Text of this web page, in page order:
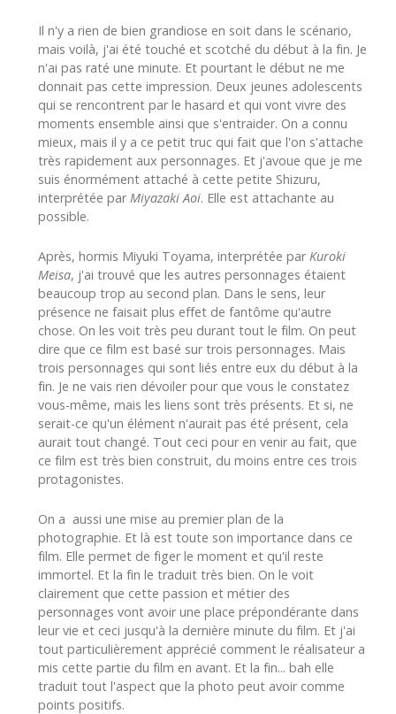
Il n'y a rien de bien grandiose en soit dans le scénario,
mais voilà, j'ai été touché et scotché du début à la fin. Je
n'ai pas raté une minute. Et pourtant le début ne me
donnait pas cette impression. Deux jeunes adolescents
qui se rencontrent par le hasard et qui vont vivre des
moments ensemble ainsi que s'entraider. On a connu
mieux, mais il y a ce petit truc qui fait que l'on s'attache
très rapidement aux personnages. Et j'avoue que je me
suis énormément attaché à cette petite Shizuru,
interprétée par Miyazaki Aoi. Elle est attachante au
possible.
Après, hormis Miyuki Toyama, interprétée par Kuroki
Meisa, j'ai trouvé que les autres personnages étaient
beaucoup trop au second plan. Dans le sens, leur
présence ne faisait plus effet de fantôme qu'autre
chose. On les voit très peu durant tout le film. On peut
dire que ce film est basé sur trois personnages. Mais
trois personnages qui sont liés entre eux du début à la
fin. Je ne vais rien dévoiler pour que vous le constatez
vous-même, mais les liens sont très présents. Et si, ne
serait-ce qu'un élément n'aurait pas été présent, cela
aurait tout changé. Tout ceci pour en venir au fait, que
ce film est très bien construit, du moins entre ces trois
protagonistes.
On a aussi une mise au premier plan de la
photographie. Et là est toute son importance dans ce
film. Elle permet de figer le moment et qu'il reste
immortel. Et la fin le traduit très bien. On le voit
clairement que cette passion et métier des
personnages vont avoir une place prépondérante dans
leur vie et ceci jusqu'à la dernière minute du film. Et j'ai
tout particulièrement apprécié comment le réalisateur a
mis cette partie du film en avant. Et la fin... bah elle
traduit tout l'aspect que la photo peut avoir comme
points positifs.